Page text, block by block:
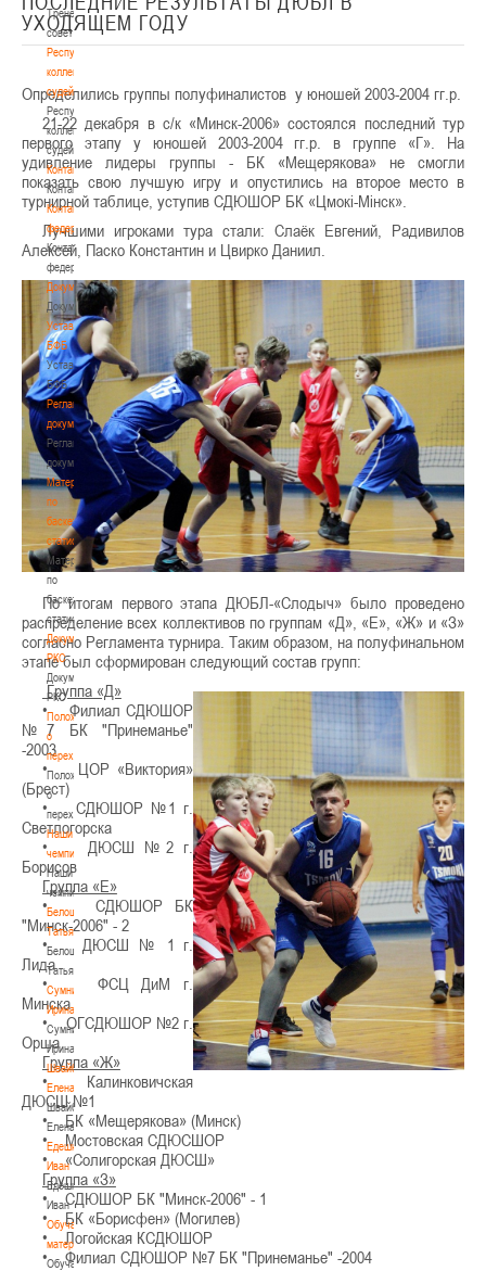
Тренерский
совет
Республиканская
коллегия
судей
Республиканская
коллегия
судей
Контакты
Контакты
Контакты
федерации
Контакты
федерации
Документы
Документы
Устав
БФБ
Устав
БФБ
Регламентирующие
документы
Регламентирующие
документы
Материалы
по
баскетбольной
статистике
Материалы
по
баскетбольной
статистике
Документы
РКС
Документы
РКС
Положение
о
переходах
Положение
о
переходах
Наши
чемпионы
Наши
чемпионы
Белошапко
Татьяна
Белошапко
Татьяна
Сумникова
Ирина
Сумникова
Ирина
Швайбович
Елена
Швайбович
Елена
Едешко
Иван
Едешко
Иван
Обучающие
материалы
Обучающие
УХОДЯЩЕМ ГОДУ
Определились группы полуфиналистов у юношей 2003-2004 гг.р.
21-22 декабря в с/к «Минск-2006» состоялся последний тур
первого этапу у юношей 2003-2004 гг.р. в группе «Г». На
удивление лидеры группы - БК «Мещерякова» не смогли
показать свою лучшую игру и опустились на второе место в
турнирной таблице, уступив СДЮШОР БК «Цмокi-Мiнск».
Лучшими игроками тура стали: Слаёк Евгений, Радивилов
Алексей, Паско Константин и Цвирко Даниил.
По итогам первого этапа ДЮБЛ-«Слодыч» было проведено
распределение всех коллективов по группам «Д», «Е», «Ж» и «З»
согласно Регламента турнира. Таким образом, на полуфинальном
этапе был сформирован следующий состав групп:
Группа «Д»
• Филиал СДЮШОР
№7 БК "Принеманье"
-2003
• ЦОР «Виктория»
(Брест)
• СДЮШОР №1 г.
Светлогорска
• ДЮСШ №2 г.
Борисов
Группа «Е»
• СДЮШОР БК
"Минск-2006" - 2
• ДЮСШ № 1 г.
Лида
• ФСЦ ДиМ г.
Минска
• ОГСДЮШОР №2 г.
Орша
Группа «Ж»
• Калинковичская
ДЮСШ №1
• БК «Мещерякова» (Минск)
• Мостовская СДЮСШОР
• «Солигорская ДЮСШ»
Группа «З»
• СДЮШОР БК "Минск-2006" - 1
• БК «Борисфен» (Могилев)
• Логойская КСДЮШОР
• Филиал СДЮШОР №7 БК "Принеманье" -2004